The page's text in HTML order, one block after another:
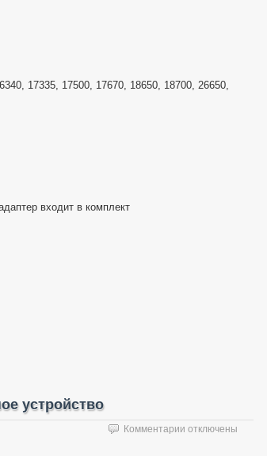
17335, 17500, 17670, 18650, 18700, 26650,
входит в комплект
устройство
Комментарии котключены